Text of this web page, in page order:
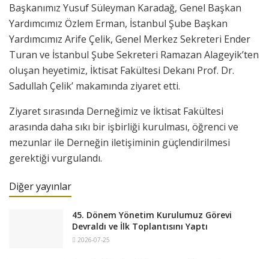
Başkanımız Yusuf Süleyman Karadağ, Genel Başkan
Yardımcımız Özlem Erman, İstanbul Şube Başkan
Yardımcımız Arife Çelik, Genel Merkez Sekreteri Ender
Turan ve İstanbul Şube Sekreteri Ramazan Alageyik’ten
oluşan heyetimiz, İktisat Fakültesi Dekanı Prof. Dr.
Sadullah Çelik’ makamında ziyaret etti.
Ziyaret sırasında Derneğimiz ve İktisat Fakültesi
arasında daha sıkı bir işbirliği kurulması, öğrenci ve
mezunlar ile Derneğin iletişiminin güçlendirilmesi
gerektiği vurgulandı.
Diğer yayınlar
45. Dönem Yönetim Kurulumuz Görevi
Devraldı ve İlk Toplantısını Yaptı
2026-07-25